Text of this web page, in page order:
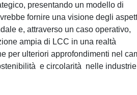
presentando un modello di
fornire una visione degli
e, attraverso un caso operativo,
ampia di LCC in una realtà
per ulteriori approfondimenti nel
e circolarità nelle industrie